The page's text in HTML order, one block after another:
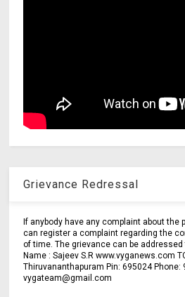
Grievance Redressal
If anybody have any complaint about the
can register a complaint regarding the
of time. The grievance can be addressed
Name : Sajeev S.R www.vyganews.com
Thiruvananthapuram Pin: 695024 Phone:
vygateam@gmail.com